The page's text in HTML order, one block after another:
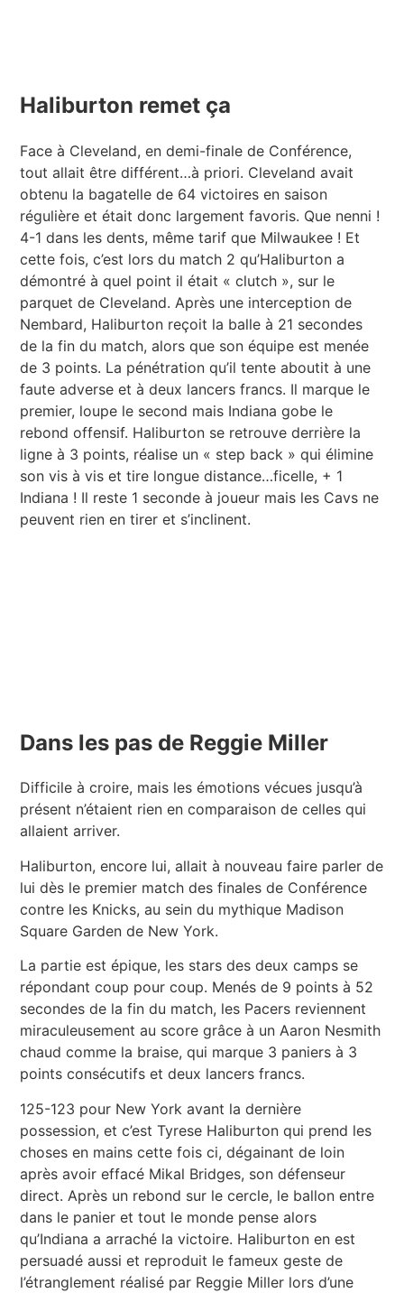
Haliburton remet ça
Face à Cleveland, en demi-finale de Conférence,
tout allait être différent…à priori. Cleveland avait
obtenu la bagatelle de 64 victoires en saison
régulière et était donc largement favoris. Que nenni !
4-1 dans les dents, même tarif que Milwaukee ! Et
cette fois, c’est lors du match 2 qu’Haliburton a
démontré à quel point il était « clutch », sur le
parquet de Cleveland. Après une interception de
Nembard, Haliburton reçoit la balle à 21 secondes
de la fin du match, alors que son équipe est menée
de 3 points. La pénétration qu’il tente aboutit à une
faute adverse et à deux lancers francs. Il marque le
premier, loupe le second mais Indiana gobe le
rebond offensif. Haliburton se retrouve derrière la
ligne à 3 points, réalise un « step back » qui élimine
son vis à vis et tire longue distance…ficelle, + 1
Indiana ! Il reste 1 seconde à joueur mais les Cavs ne
peuvent rien en tirer et s’inclinent.
Dans les pas de Reggie Miller
Difficile à croire, mais les émotions vécues jusqu’à
présent n’étaient rien en comparaison de celles qui
allaient arriver.
Haliburton, encore lui, allait à nouveau faire parler de
lui dès le premier match des finales de Conférence
contre les Knicks, au sein du mythique Madison
Square Garden de New York.
La partie est épique, les stars des deux camps se
répondant coup pour coup. Menés de 9 points à 52
secondes de la fin du match, les Pacers reviennent
miraculeusement au score grâce à un Aaron Nesmith
chaud comme la braise, qui marque 3 paniers à 3
points consécutifs et deux lancers francs.
125-123 pour New York avant la dernière
possession, et c’est Tyrese Haliburton qui prend les
choses en mains cette fois ci, dégainant de loin
après avoir effacé Mikal Bridges, son défenseur
direct. Après un rebond sur le cercle, le ballon entre
dans le panier et tout le monde pense alors
qu’Indiana a arraché la victoire. Haliburton en est
persuadé aussi et reproduit le fameux geste de
l’étranglement réalisé par Reggie Miller lors d’une